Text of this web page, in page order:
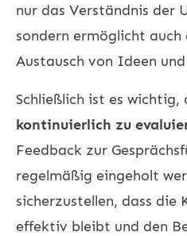
nur das Verständnis der
sondern ermöglicht auch
Austausch von Ideen
Schließlich ist es wichtig,
kontinuierlich zu
Feedback zur
regelmäßig eingeholt
sicherzustellen, dass die
effektiv bleibt und den